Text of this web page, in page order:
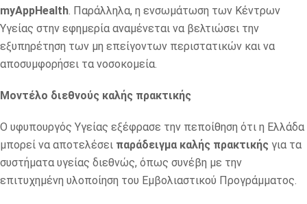
myAppHealth. Παράλληλα, η ενσωμάτωση των Κέντρων
Υγείας στην εφημερία αναμένεται να βελτιώσει την
εξυπηρέτηση των μη επείγοντων περιστατικών και να
αποσυμφορήσει τα νοσοκομεία.
Μοντέλο διεθνούς καλής πρακτικής
Ο υφυπουργός Υγείας εξέφρασε την πεποίθηση ότι η Ελλάδα
μπορεί να αποτελέσει παράδειγμα καλής πρακτικής για τα
συστήματα υγείας διεθνώς, όπως συνέβη με την
επιτυχημένη υλοποίηση του Εμβολιαστικού Προγράμματος.